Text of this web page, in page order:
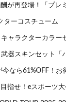
が再登場！「プレ
ターコスチューム
キャラクターカラー
武器スキンセット「
今なら61%OFF！お
指せ！eスポーツ大